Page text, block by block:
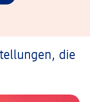
die